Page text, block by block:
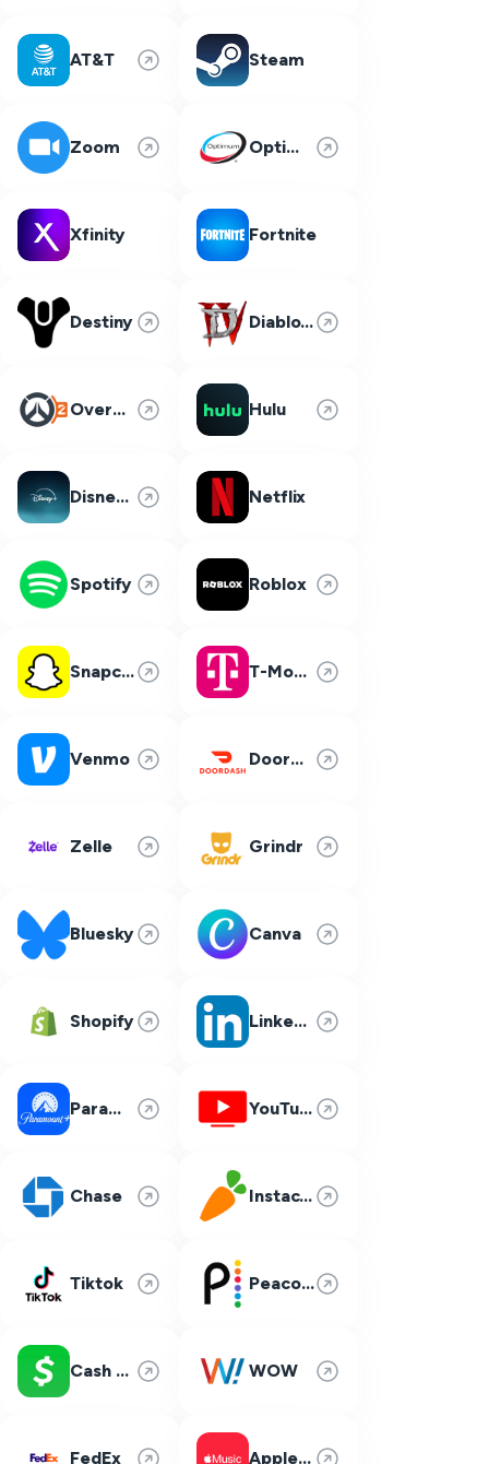
AT&T Steam
Zoom Optimum
Xfinity Fortnite
Destiny Diablo 4
Overwatch 2 Hulu
Disney Plus Netflix
Spotify Roblox
Snapchat T-Mobile
Venmo DoorDash
Zelle Grindr
Bluesky Canva
Shopify LinkedIn
Paramount Plus YouTube TV
Chase Instacart
Tiktok Peacock
Cash App WOW
FedEx Apple Music